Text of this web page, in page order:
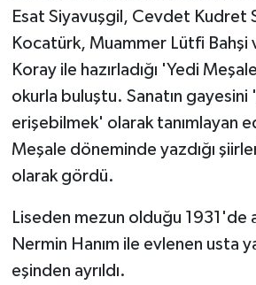
Esat Siyavuşgil, Cevdet Kudret
Kocatürk, Muammer Lütfi Bahşi
Koray ile hazırladığı 'Yedi
okurla buluştu. Sanatın gayesini
erişebilmek' olarak tanımlayan
Meşale döneminde yazdığı
olarak gördü.
Liseden mezun olduğu 1931'de
Nermin Hanım ile evlenen usta
eşinden ayrıldı.